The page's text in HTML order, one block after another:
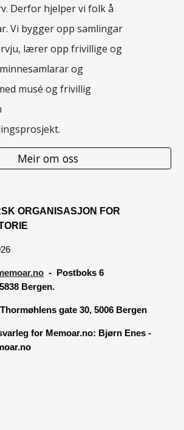
Derfor hjelper vi folk å
Vi bygger opp samlingar
lærer opp frivillige og
og
musé og frivillig
Meir om oss
ORGANISASJON FOR
- Postboks 6
Bergen.
Thormøhlens gate 30, 5006 Bergen
for Memoar.no: Bjørn Enes -